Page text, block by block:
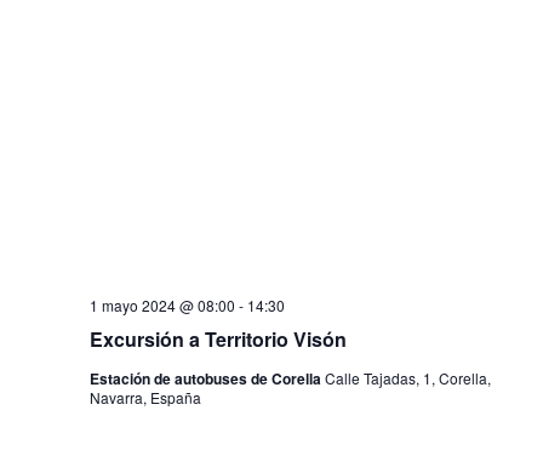
Excursión a Territorio Visón
1 mayo 2024 @ 08:00 - 14:30
Estación de autobuses de CorellaCalle Tajadas, 1, Corella,
Navarra, España